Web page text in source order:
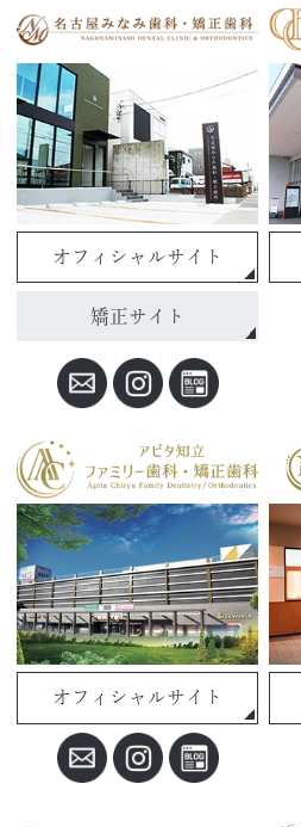
オフィシャルサイト
矯正サイト
オフィシャルサイト